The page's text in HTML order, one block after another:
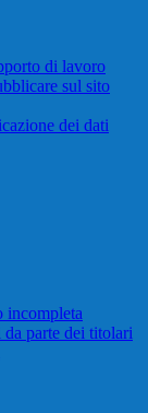
di lavoro
sul sito
dei dati
incompleta
parte dei titolari